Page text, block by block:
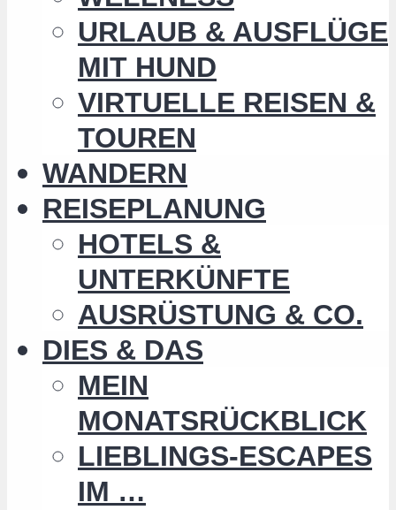
URLAUB & AUSFLÜGE
MIT HUND
VIRTUELLE REISEN &
TOUREN
WANDERN
REISEPLANUNG
HOTELS &
UNTERKÜNFTE
AUSRÜSTUNG & CO.
DIES & DAS
MEIN
MONATSRÜCKBLICK
LIEBLINGS-ESCAPES
IM …